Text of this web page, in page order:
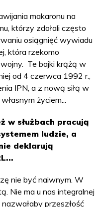
makaronu na
którzy zdołali często
osiągnięć wywiadu
która rzekomo
Te bajki krążą w
od 4 czerwca 1992 r.,
IPN, a z nową siłą w
życiem...
w służbach pracują
ludzie, a
deklarują
nie być naiwnym. W
Nie ma u nas integralnej
przeszłość